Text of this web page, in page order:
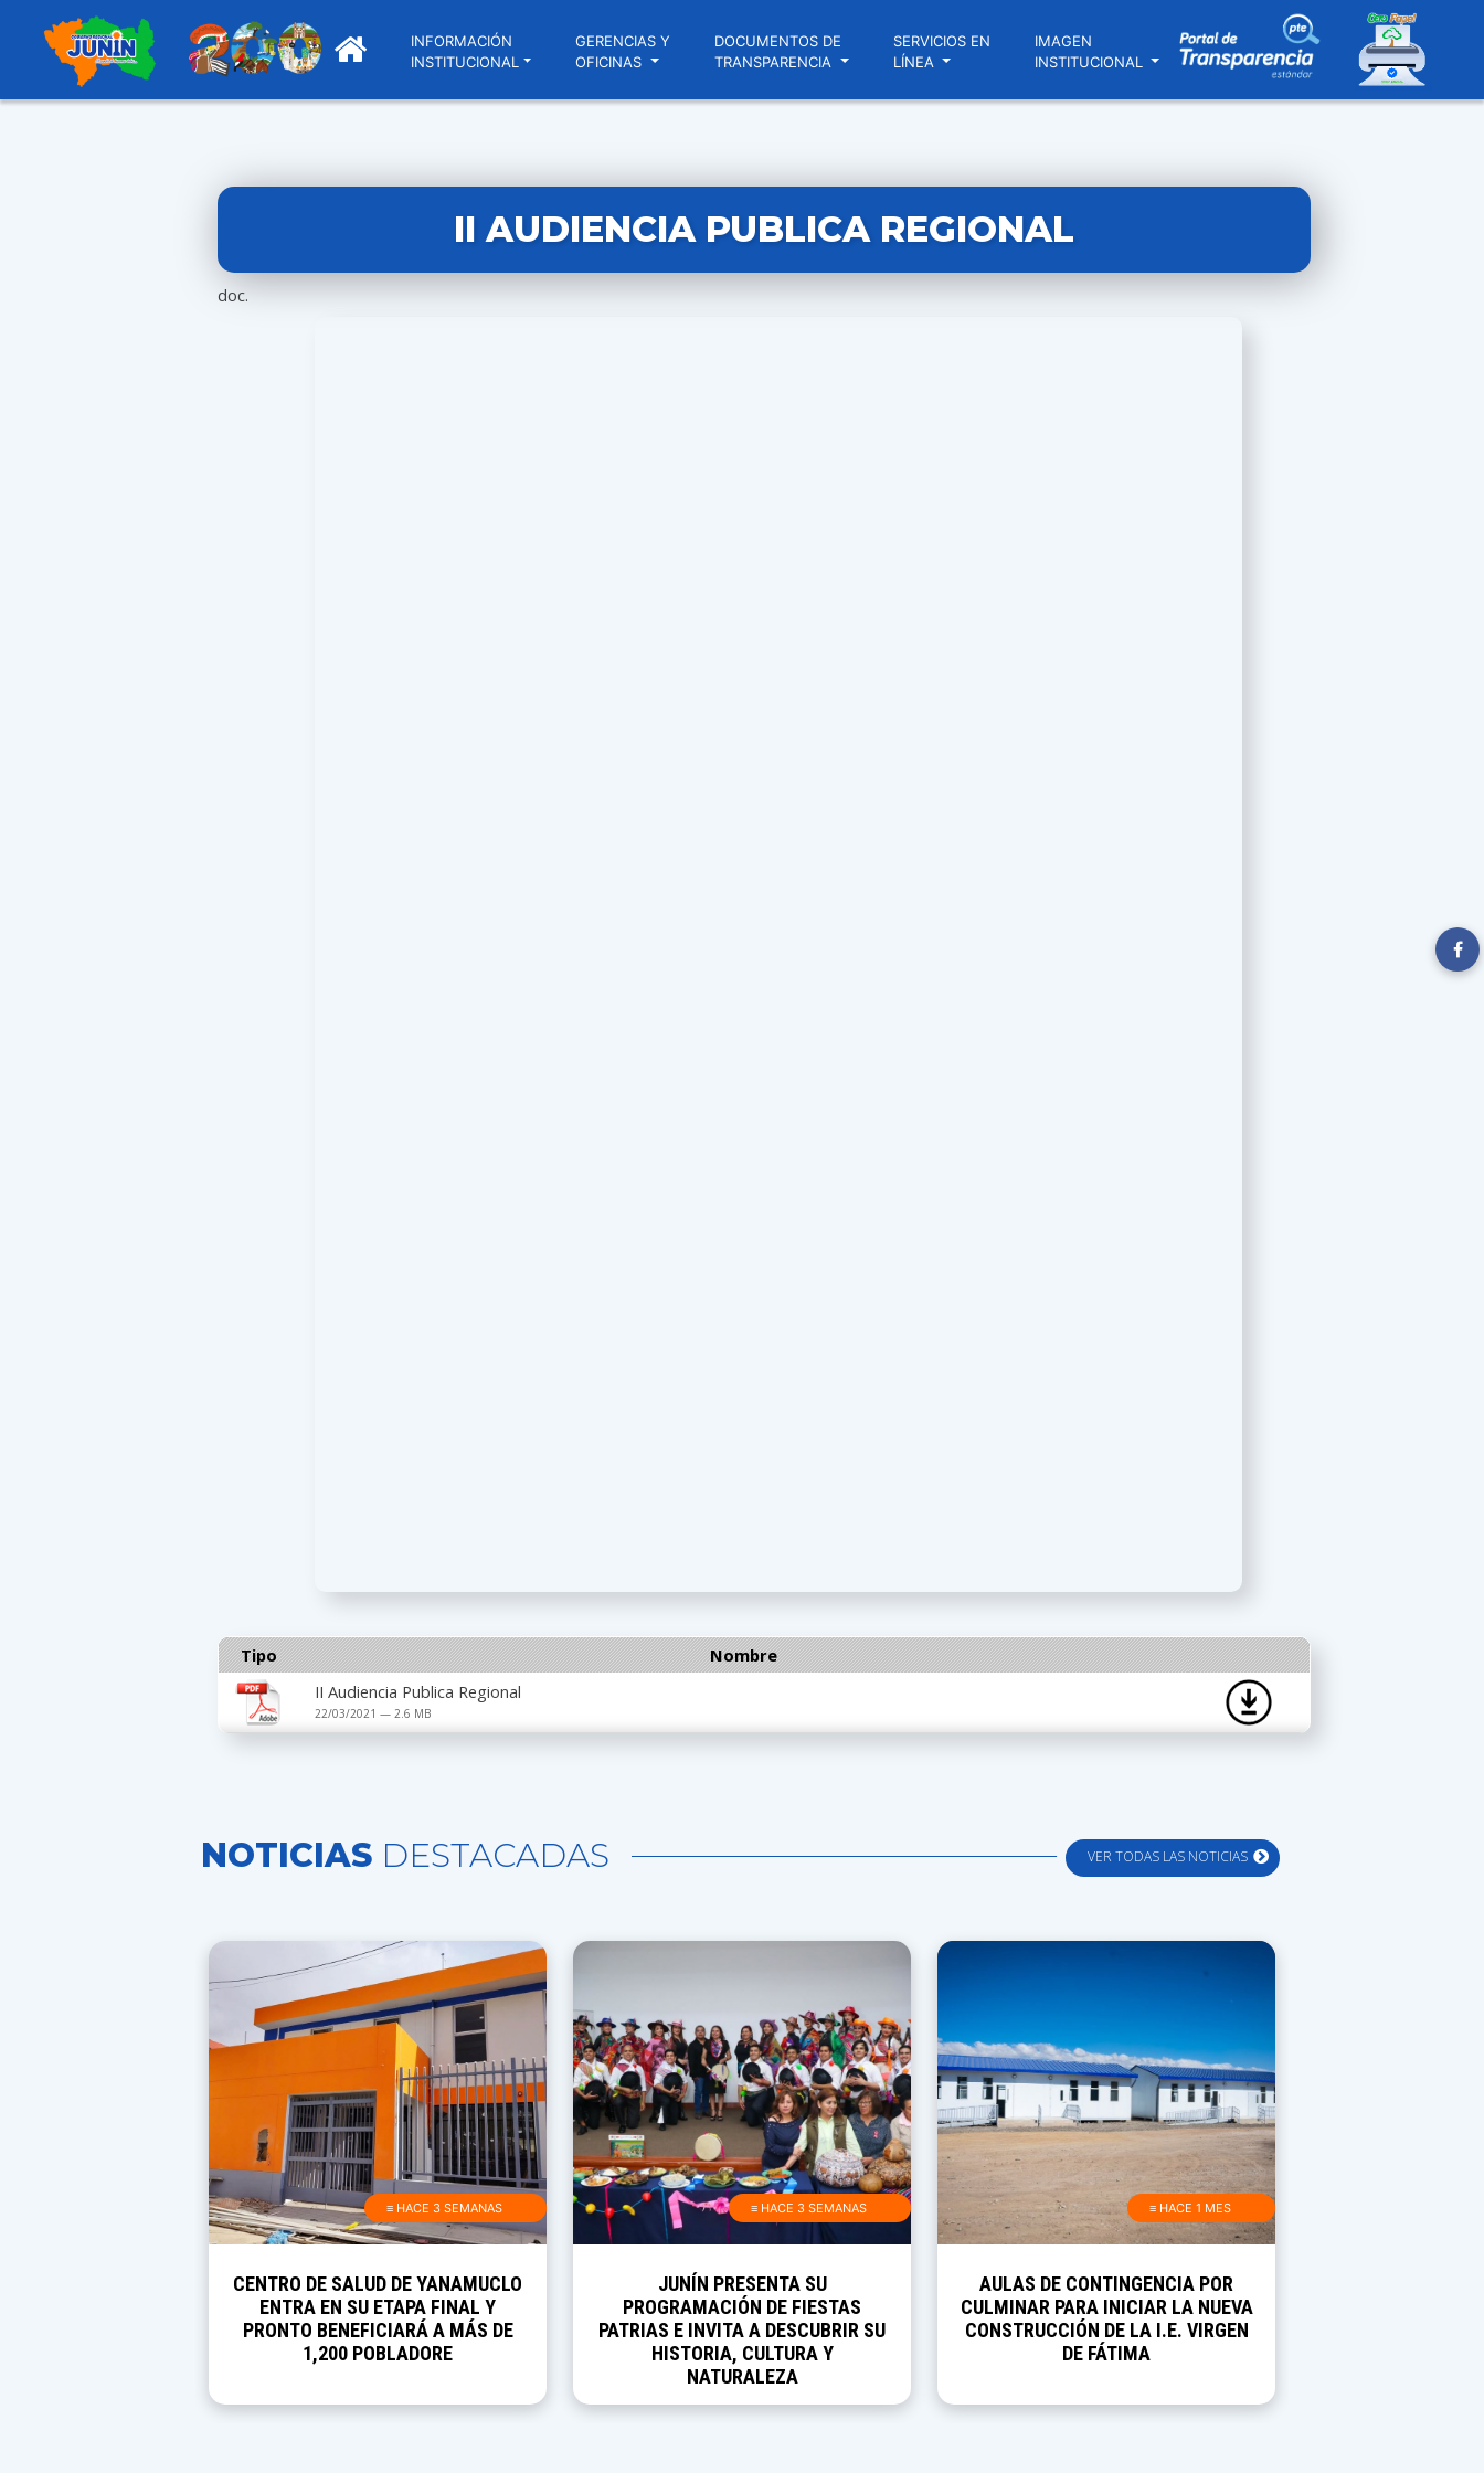
INFORMACIÓN
INSTITUCIONAL
GERENCIAS Y
OFICINAS
DOCUMENTOS DE
TRANSPARENCIA
SERVICIOS EN
LÍNEA
IMAGEN
INSTITUCIONAL
II AUDIENCIA PUBLICA REGIONAL
doc.
Tipo
Nombre
II Audiencia Publica Regional
22/03/2021 — 2.6 MB
VER TODAS LAS NOTICIAS
NOTICIAS DESTACADAS
≡ HACE 3 SEMANAS
CENTRO DE SALUD DE YANAMUCLO
ENTRA EN SU ETAPA FINAL Y
PRONTO BENEFICIARÁ A MÁS DE
1,200 POBLADORE
≡ HACE 3 SEMANAS
JUNÍN PRESENTA SU
PROGRAMACIÓN DE FIESTAS
PATRIAS E INVITA A DESCUBRIR SU
HISTORIA, CULTURA Y
NATURALEZA
≡ HACE 1 MES
AULAS DE CONTINGENCIA POR
CULMINAR PARA INICIAR LA NUEVA
CONSTRUCCIÓN DE LA I.E. VIRGEN
DE FÁTIMA